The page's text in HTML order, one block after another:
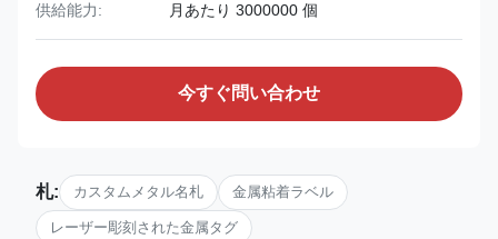
供給能力:
月あたり 3000000 個
今すぐ問い合わせ
札: カスタムメタル名札 金属粘着ラベル
レーザー彫刻された金属タグ